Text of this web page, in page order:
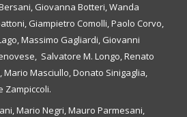
Giovanna Botteri, Wanda
Giampietro Comolli, Paolo Corvo,
Massimo Gagliardi, Giovanni
Salvatore M. Longo, Renato
Masciullo, Donato Sinigaglia,
Zampiccoli.
Mario Negri, Mauro Parmesani,